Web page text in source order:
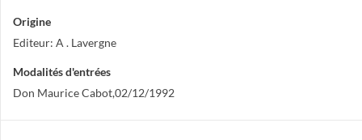
Origine
Editeur: A . Lavergne
Modalités d'entrées
Don Maurice Cabot,02/12/1992